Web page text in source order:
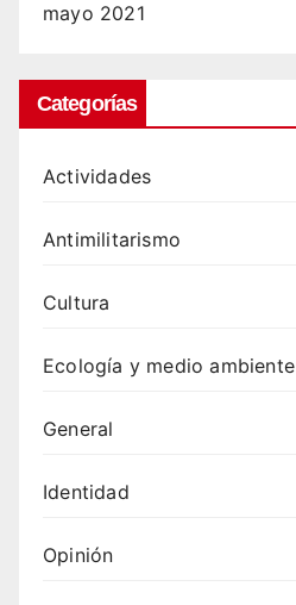
mayo 2021
Categorías
Actividades
Antimilitarismo
Cultura
Ecología y medio ambiente
General
Identidad
Opinión